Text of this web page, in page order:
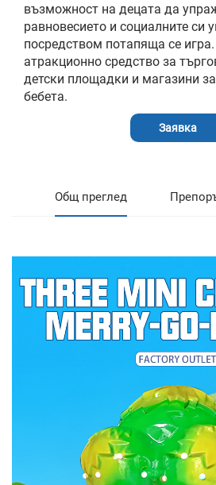
възможност на децата да
равновесието и социалните си
посредством потапяща се
атракционно средство за
детски площадки и магазини
бебета.
Заявка
Общ преглед